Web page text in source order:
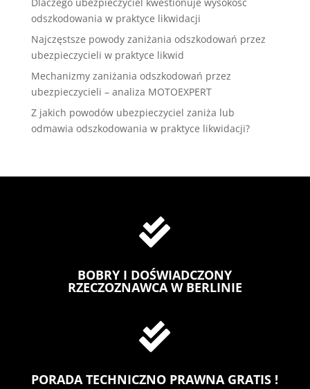
odszkodowania w praktyce likwidacji
Najczęstsze powody zaniżania odszkodowań przez
ubezpieczycieli w praktyce likwid
Mechanizmy zaniżania odszkodowań przez
ubezpieczycieli – analiza MOTOEXPERT
Z jakich powodów ubezpieczyciel zaniża lub
odmawia odszkodowania w praktyce likwidacji?

BOBRY I DOŚWIADCZONY
RZECZOZNAWCA W BERLINIE

PORADA TECHNICZNO PRAWNA GRATIS !